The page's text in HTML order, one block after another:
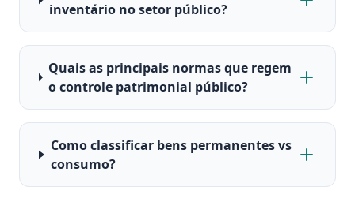
inventário no setor público?
Quais as principais normas que regem
o controle patrimonial público?
Como classificar bens permanentes vs
consumo?